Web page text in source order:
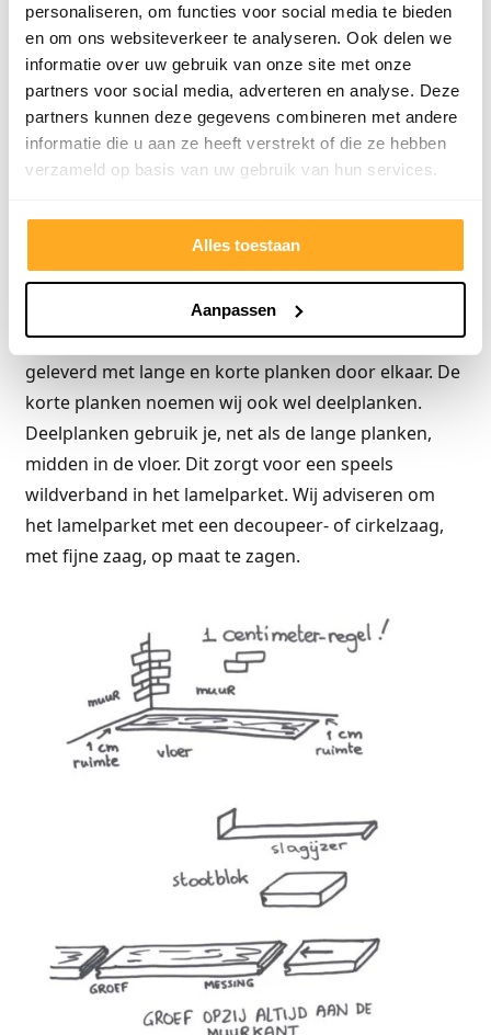
personaliseren, om functies voor social media te bieden
en om ons websiteverkeer te analyseren. Ook delen we
informatie over uw gebruik van onze site met onze
partners voor social media, adverteren en analyse. Deze
partners kunnen deze gegevens combineren met andere
informatie die u aan ze heeft verstrekt of die ze hebben
verzameld op basis van uw gebruik van hun services.
Alles toestaan
Aanpassen
kleur. Daarom is het belangrijk dat je de planken
goed bekijkt en eventueel mengt. Hiermee voorkom
je een groepje van gelijke kleuren op een plek.
Gebruik bij het leggen van lamelparket een slagblok
en een slagijzer, zodat je het lamelparket niet kapot
slaat. De eerste rij planken leg je met de gladde
(groef) kant langs de muur. Als het reststuk van de
laatste plank langer is dan 40 cm dan kan je met dit
stuk beginnen aan de volgende rij. Kortere stukken
kun je beter niet gebruiken, dit kan zorgen voor een
instabiele vloer. Onze houten vloeren worden
geleverd met lange en korte planken door elkaar. De
korte planken noemen wij ook wel deelplanken.
Deelplanken gebruik je, net als de lange planken,
midden in de vloer. Dit zorgt voor een speels
wildverband in het lamelparket. Wij adviseren om
het lamelparket met een decoupeer- of cirkelzaag,
met fijne zaag, op maat te zagen.